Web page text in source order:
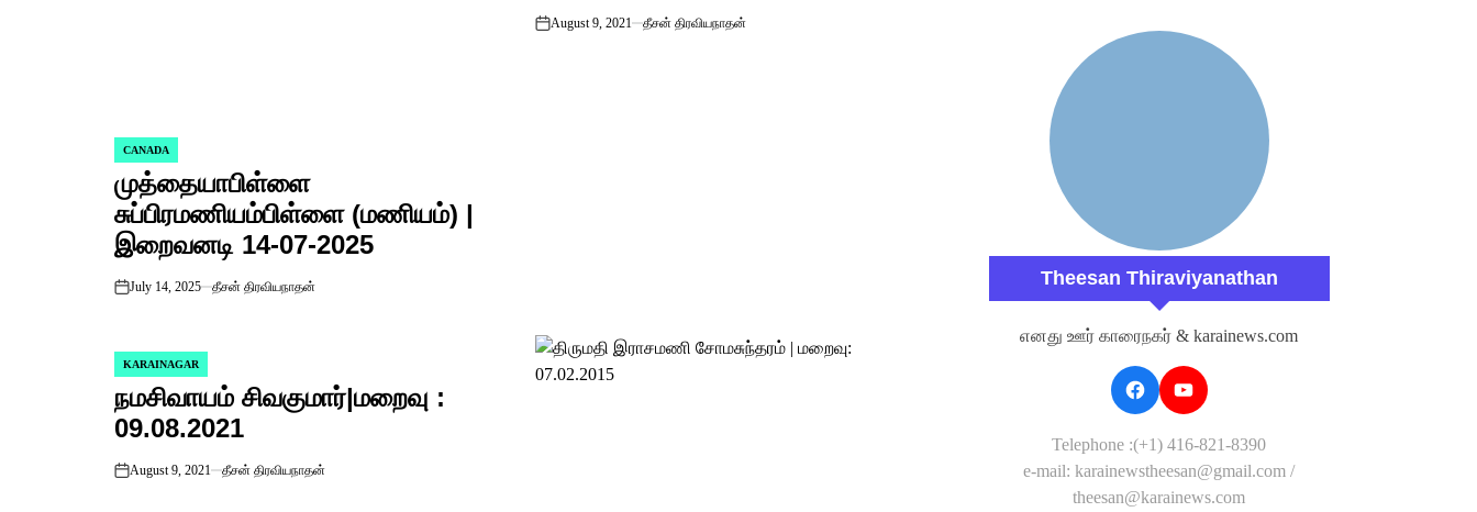
POSTED
IN
CANADA
முத்தையாபிள்ளை
சுப்பிரமணியம்பிள்ளை (மணியம்) |
இறைவனடி 14-07-2025
on
July 14, 2025 தீசன் திரவியநாதன்
on
August 9, 2021 தீசன் திரவியநாதன்
POSTED
IN
KARAINAGAR
நமசிவாயம் சிவகுமார்|மறைவு :
09.08.2021
on
August 9, 2021 தீசன் திரவியநாதன்
Theesan Thiraviyanathan
எனது ஊர் காரைநகர் & karainews.com
Telephone :(+1) 416-821-8390
e-mail: karainewstheesan@gmail.com /
theesan@karainews.com